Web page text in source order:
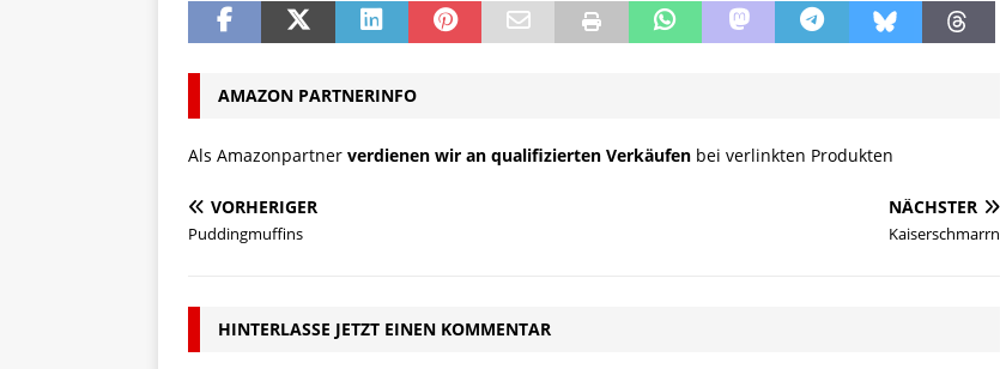
AMAZON PARTNERINFO
Als Amazonpartner verdienen wir an qualifizierten Verkäufen bei verlinkten Produkten
VORHERIGER
Puddingmuffins
NÄCHSTER
Kaiserschmarrn
HINTERLASSE JETZT EINEN KOMMENTAR